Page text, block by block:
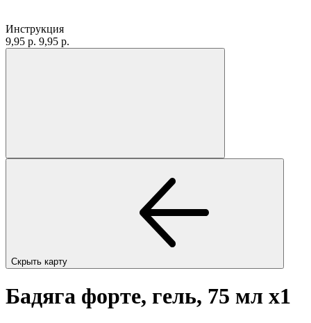
Инструкция
9,95 р. 9,95 р.
Скрыть карту
Бадяга форте, гель, 75 мл x1